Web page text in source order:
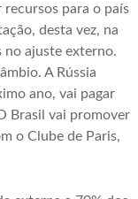
para o país
desta vez, na
no ajuste externo.
A Rússia
ano, vai pagar
Brasil vai promover
o Clube de Paris,